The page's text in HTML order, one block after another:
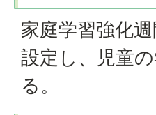
家庭学習強化
設定し、児童
る。